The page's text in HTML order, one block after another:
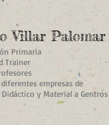
Villar Palomar
Primaria
Trainer
empresas de
y Material a Centros